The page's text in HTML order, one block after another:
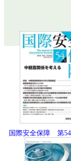
国際安全保障 第